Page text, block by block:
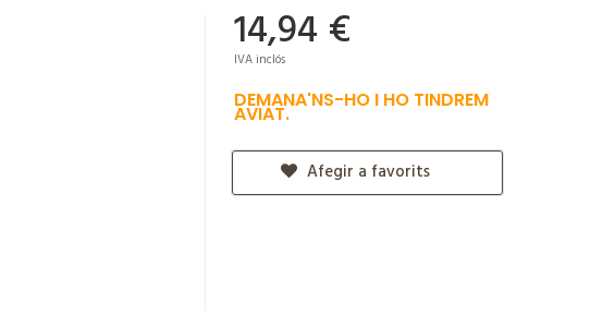
14,94 €
IVA inclós
DEMANA'NS-HO I HO TINDREM
AVIAT.
Afegir a favorits